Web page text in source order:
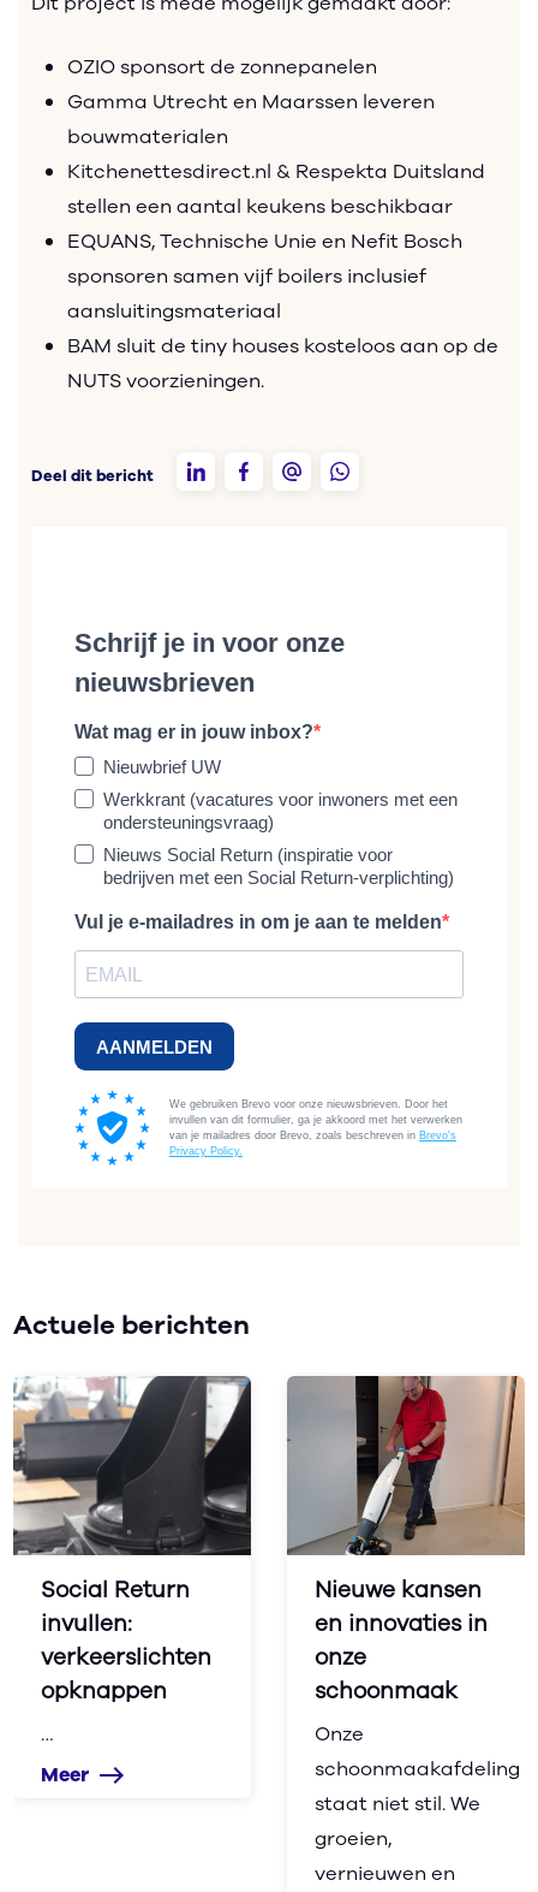
OZIO sponsort de zonnepanelen
Gamma Utrecht en Maarssen leveren
bouwmaterialen
Kitchenettesdirect.nl & Respekta Duitsland
stellen een aantal keukens beschikbaar
EQUANS, Technische Unie en Nefit Bosch
sponsoren samen vijf boilers inclusief
aansluitingsmateriaal
BAM sluit de tiny houses kosteloos aan op de
NUTS voorzieningen.
Deel dit bericht
Actuele berichten
Social Return
invullen:
verkeerslichten
opknappen
…
Meer east
Nieuwe kansen
en innovaties in
onze
schoonmaak
Onze
schoonmaakafdeling
staat niet stil. We
groeien,
vernieuwen en